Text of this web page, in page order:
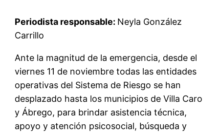
Periodista responsable: Neyla González
Carrillo
Ante la magnitud de la emergencia, desde el
viernes 11 de noviembre todas las entidades
operativas del Sistema de Riesgo se han
desplazado hasta los municipios de Villa Caro
y Ábrego, para brindar asistencia técnica,
apoyo y atención psicosocial, búsqueda y